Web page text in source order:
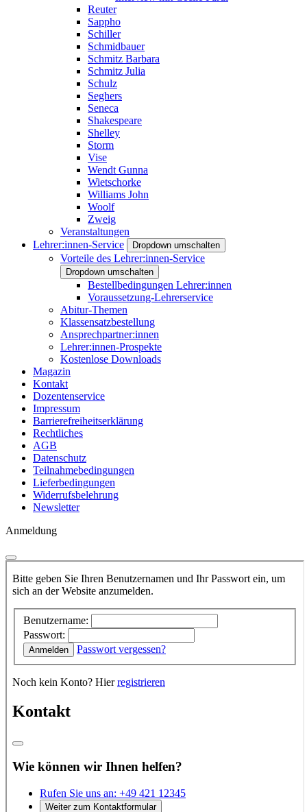
Reuter
Sappho
Schiller
Schmidbauer
Schmitz Barbara
Schmitz Julia
Schulz
Seghers
Seneca
Shakespeare
Shelley
Storm
Vise
Wendt Gunna
Wietschorke
Williams John
Woolf
Zweig
Veranstaltungen
Lehrer:innen-Service
Dropdown umschalten
Vorteile des Lehrer:innen-Service
Dropdown umschalten
Bestellbedingungen Lehrer:innen
Voraussetzung-Lehrerservice
Abitur-Themen
Klassensatzbestellung
Ansprechpartner:innen
Lehrer:innen-Prospekte
Kostenlose Downloads
Magazin
Kontakt
Dozentenservice
Impressum
Barrierefreiheitserklärung
Rechtliches
AGB
Datenschutz
Teilnahmebedingungen
Lieferbedingungen
Widerrufsbelehrung
Newsletter
Anmeldung